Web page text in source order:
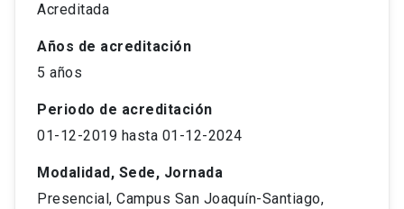
Acreditada
Años de acreditación
5 años
Periodo de acreditación
01-12-2019 hasta 01-12-2024
Modalidad, Sede, Jornada
Presencial, Campus San Joaquín-Santiago,